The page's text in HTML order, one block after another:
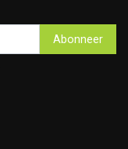
Abonneer